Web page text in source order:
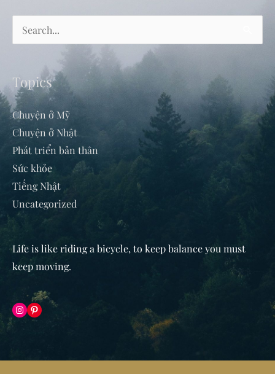
Search
Topics
Chuyện ở Mỹ
Chuyện ở Nhật
Phát triển bản thân
Sức khỏe
Tiếng Nhật
Uncategorized
Life is like riding a bicycle, to keep balance you must
keep moving.
Instagram
Pinterest